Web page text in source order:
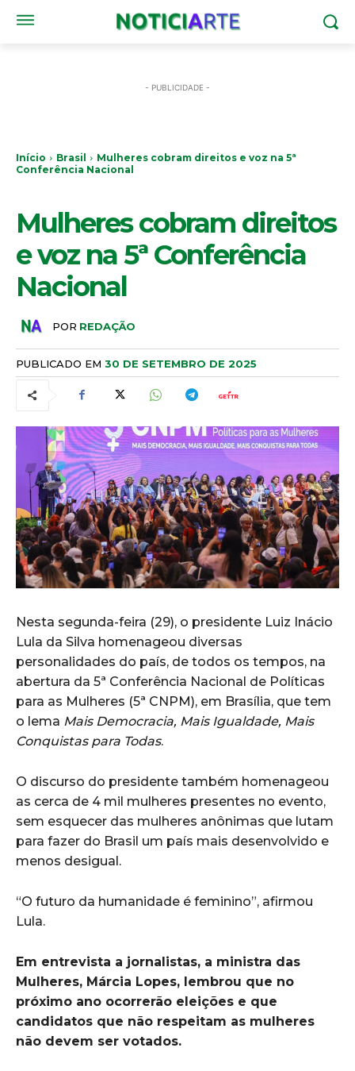
- PUBLICIDADE -
Início Brasil
Mulheres cobram direitos e voz na 5ª
Conferência Nacional
Mulheres cobram direitos
e voz na 5ª Conferência
Nacional
POR REDAÇÃO
PUBLICADO EM 30 DE SETEMBRO DE 2025
Nesta segunda-feira (29), o presidente Luiz Inácio
Lula da Silva homenageou diversas
personalidades do país, de todos os tempos, na
abertura da 5ª Conferência Nacional de Políticas
para as Mulheres (5ª CNPM), em Brasília, que tem
o lema Mais Democracia, Mais Igualdade, Mais
Conquistas para Todas.
O discurso do presidente também homenageou
as cerca de 4 mil mulheres presentes no evento,
sem esquecer das mulheres anônimas que lutam
para fazer do Brasil um país mais desenvolvido e
menos desigual.
“O futuro da humanidade é feminino”, afirmou
Lula.
Em entrevista a jornalistas, a ministra das
Mulheres, Márcia Lopes, lembrou que no
próximo ano ocorrerão eleições e que
candidatos que não respeitam as mulheres
não devem ser votados.